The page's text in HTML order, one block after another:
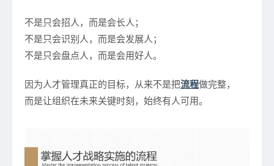
不是只会招人，而是会长人；
不是只会识别人，而是会发展人；
不是只会盘点人，而是会用好人。
因为人才管理真正的目标，从来不是把流程做完整，
而是让组织在未来关键时刻，始终有人可用。